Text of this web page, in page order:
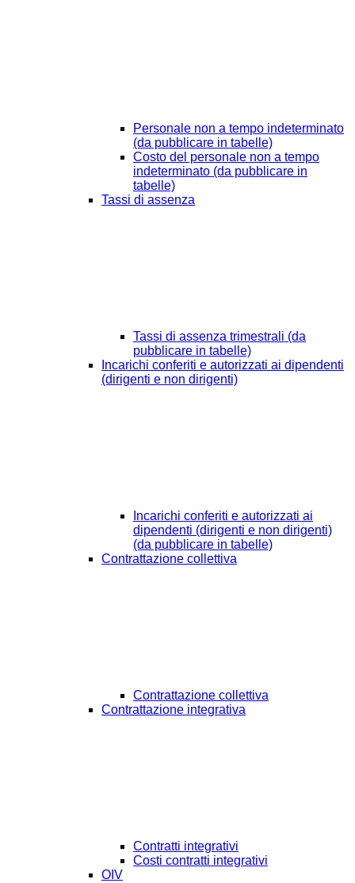
Personale non a tempo indeterminato
(da pubblicare in tabelle)
Costo del personale non a tempo
indeterminato (da pubblicare in
tabelle)
Tassi di assenza
Tassi di assenza trimestrali (da
pubblicare in tabelle)
Incarichi conferiti e autorizzati ai dipendenti
(dirigenti e non dirigenti)
Incarichi conferiti e autorizzati ai
dipendenti (dirigenti e non dirigenti)
(da pubblicare in tabelle)
Contrattazione collettiva
Contrattazione collettiva
Contrattazione integrativa
Contratti integrativi
Costi contratti integrativi
OIV